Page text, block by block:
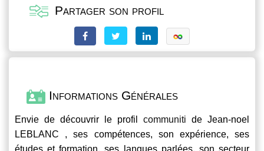
Partager son profil
Informations Générales
Envie de découvrir le profil communiti de Jean-noel
LEBLANC , ses compétences, son expérience, ses
études et formation, ses langues parlées, son secteur